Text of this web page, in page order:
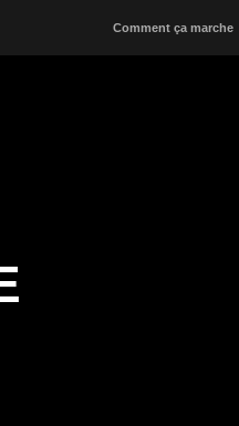
Comment ça marche